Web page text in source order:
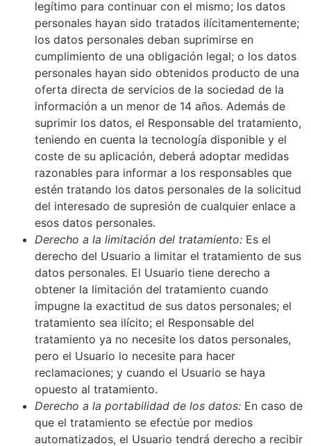
legítimo para continuar con el mismo; los datos
personales hayan sido tratados ilícitamentemente;
los datos personales deban suprimirse en
cumplimiento de una obligación legal; o los datos
personales hayan sido obtenidos producto de una
oferta directa de servicios de la sociedad de la
información a un menor de 14 años. Además de
suprimir los datos, el Responsable del tratamiento,
teniendo en cuenta la tecnología disponible y el
coste de su aplicación, deberá adoptar medidas
razonables para informar a los responsables que
estén tratando los datos personales de la solicitud
del interesado de supresión de cualquier enlace a
esos datos personales.
Derecho a la limitación del tratamiento: Es el
derecho del Usuario a limitar el tratamiento de sus
datos personales. El Usuario tiene derecho a
obtener la limitación del tratamiento cuando
impugne la exactitud de sus datos personales; el
tratamiento sea ilícito; el Responsable del
tratamiento ya no necesite los datos personales,
pero el Usuario lo necesite para hacer
reclamaciones; y cuando el Usuario se haya
opuesto al tratamiento.
Derecho a la portabilidad de los datos: En caso de
que el tratamiento se efectúe por medios
automatizados, el Usuario tendrá derecho a recibir